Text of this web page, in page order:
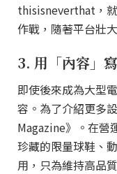
thisisneverthat，
作戰，隨著平台壯
3. 用「內容」
即使後來成為大型
容。為了介紹更多
Magazine》。在營
珍藏的限量球鞋、
用，只為維持高品